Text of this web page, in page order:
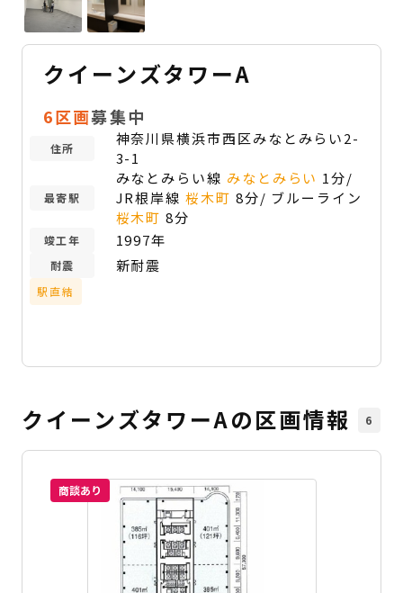
クイーンズタワーA
6区画募集中
住所
神奈川県横浜市西区みなとみらい2-
3-1
最寄駅
みなとみらい線 みなとみらい 1分/
JR根岸線桜木町 8分/ ブルーライン
桜木町 8分
竣工年 1997年
耐震 新耐震
駅直結
クイーンズタワーAの区画情報 6
商談あり